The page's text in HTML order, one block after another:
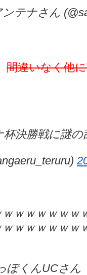
テナさん
間違いなく他
杯決勝戦に謎の
ｗｗｗｗｗｗ
ｗｗｗｗｗｗ
ぽくんUCさん